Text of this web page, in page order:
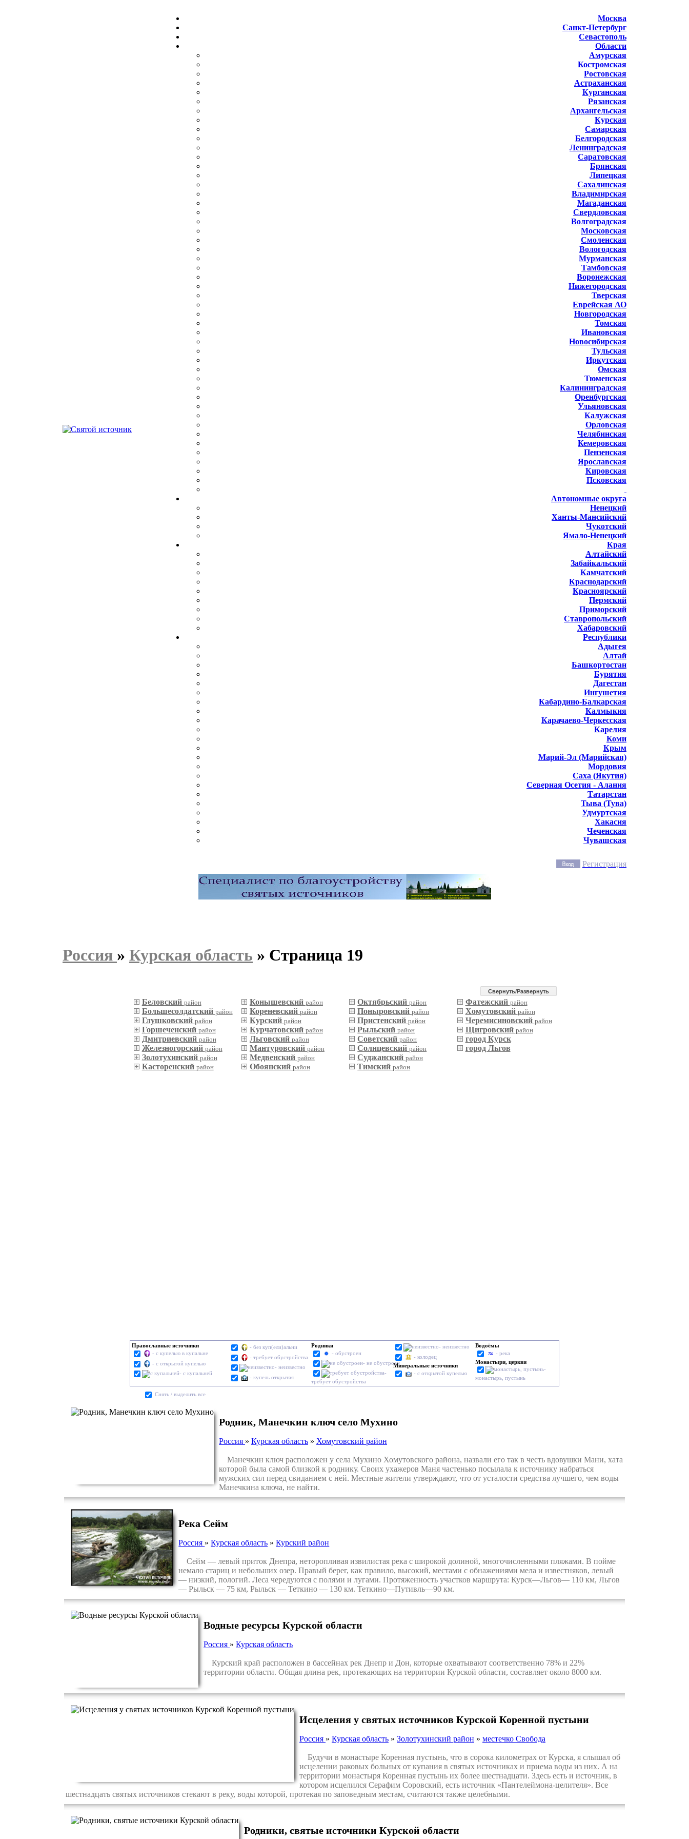
Москва
Санкт-Петербург
Севастополь
Области
Амурская
Костромская
Ростовская
Астраханская
Курганская
Рязанская
Архангельская
Курская
Самарская
Белгородская
Ленинградская
Саратовская
Брянская
Липецкая
Сахалинская
Владимирская
Магаданская
Свердловская
Волгоградская
Московская
Смоленская
Вологодская
Мурманская
Тамбовская
Воронежская
Нижегородская
Тверская
Еврейская АО
Новгородская
Томская
Ивановская
Новосибирская
Тульская
Иркутская
Омская
Тюменская
Калининградская
Оренбургская
Ульяновская
Калужская
Орловская
Челябинская
Кемеровская
Пензенская
Ярославская
Кировская
Псковская
Автономные округа
Ненецкий
Ханты-Мансийский
Чукотский
Ямало-Ненецкий
Края
Алтайский
Забайкальский
Камчатский
Краснодарский
Красноярский
Пермский
Приморский
Ставропольский
Хабаровский
Республики
Адыгея
Алтай
Башкортостан
Бурятия
Дагестан
Ингушетия
Кабардино-Балкарская
Калмыкия
Карачаево-Черкесская
Карелия
Коми
Крым
Марий-Эл (Марийская)
Мордовия
Саха (Якутия)
Северная Осетия - Алания
Татарстан
Тыва (Тува)
Удмуртская
Хакасия
Чеченская
Чувашская
Регистрация
Россия » Курская область » Страница 19
Cвернуть/Развернуть
Беловский район
Большесолдатский район
Глушковский район
Горшеченский район
Дмитриевский район
Железногорский район
Золотухинский район
Касторенский район
Конышевский район
Кореневский район
Курский район
Курчатовский район
Льговский район
Мантуровский район
Медвенский район
Обоянский район
Октябрьскийрайон
Поныровскийрайон
Пристенскийрайон
Рыльскийрайон
Советскийрайон
Солнцевскийрайон
Суджанскийрайон
Тимскийрайон
Фатежский район
Хомутовский район
Черемисиновский район
Щигровский район
город Курск
город Льгов
Православные источники
- с купелью в купальне
- с открытой купелью
- с купальней
- без куп(ели)альни
- требует обустройства
- неизвестно
- купель открытая
Родники
- обустроен
- не обустроен
-
требует обустройства
- неизвестно
- колодец
Минеральные источники
- с открытой купелью
Водоёмы
- река
Монастыри, церкви
-
монастырь, пустынь
Cнять / выделить все
Родник, Манечкин ключ село Мухино
Россия » Курская область » Хомутовский район
Манечкин ключ расположен у села Мухино Хомутовского района, назвали его так в честь вдовушки Мани, хата
которой была самой близкой к роднику. Своих ухажеров Маня частенько посылала к источнику набраться
мужских сил перед свиданием с ней. Местные жители утверждают, что от усталости средства лучшего, чем воды
Манечкина ключа, не найти.
Река Сейм
Россия »Курская область »Курский район
Сейм — левый приток Днепра, неторопливая извилистая река с широкой долиной, многочисленными пляжами. В пойме
немало стариц и небольших озер. Правый берег, как правило, высокий, местами с обнажениями мела и известняков, левый
— низкий, пологий. Леса чередуются с полями и лугами. Протяженность участков маршрута: Курск—Льгов— 110 км, Льгов
— Рыльск — 75 км, Рыльск — Теткино — 130 км. Теткино—Путивль—90 км.
Водные ресурсы Курской области
Россия » Курская область
Курский край расположен в бассейнах рек Днепр и Дон, которые охватывают соответственно 78% и 22%
территории области. Общая длина рек, протекающих на территории Курской области, составляет около 8000 км.
Исцеления у святых источников Курской Коренной пустыни
Россия » Курская область » Золотухинский район » местечко Свобода
Будучи в монастыре Коренная пустынь, что в сорока километрах от Курска, я слышал об
исцелении раковых больных от купания в святых источниках и приема воды из них. А на
территории монастыря Коренная пустынь их более шестнадцати. Здесь есть и источник, в
котором исцелился Серафим Соровский, есть источник «Пантелеймона-целителя». Все
шестнадцать святых источников стекают в реку, воды которой, протекая по заповедным местам, считаются также целебными.
Родники, святые источники Курской области